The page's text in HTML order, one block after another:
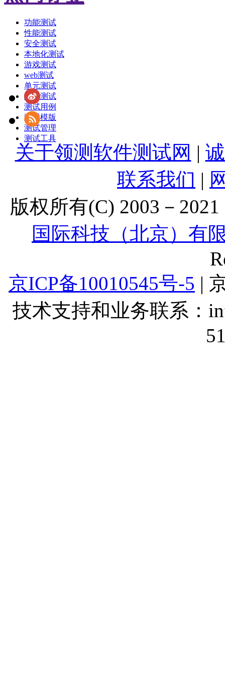
功能测试
性能测试
安全测试
本地化测试
游戏测试
web测试
单元测试
敏捷测试
测试用例
测试模版
测试管理
测试工具
关于领测软件测试网 |
联系我们 |
版权所有(C) 2003－2021
国际科技（北京）有
京ICP备10010545号-5 |
技术支持和业务联系：